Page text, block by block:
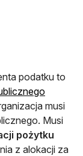
podatku to
musi
Musi
pożytku
z alokacji za